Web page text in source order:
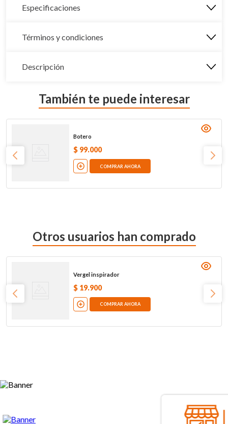
Especificaciones
Términos y condiciones
Descripción
También te puede interesar
Botero
$ 99.000
COMPRAR AHORA
Otros usuarios han comprado
Vergel inspirador
$ 19.900
COMPRAR AHORA